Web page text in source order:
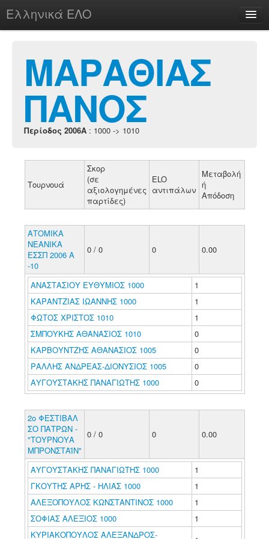
Ελληνικά ΕΛΟ
chesstu.be @ discord
Login
ΜΑΡΑΘΙΑΣ
ΠΑΝΟΣ
Περίοδος 2006A : 1000 -> 1010
Τουρνουά
Σκορ
(σε
αξιολογημένες
παρτίδες)
ELO
αντιπάλων
Μεταβολή
ή
Απόδοση
ΑΤΟΜΙΚΑ
ΝΕΑΝΙΚΑ
ΕΣΣΠ 2006 Α
-10
0 / 0 0 0.00
ΑΝΑΣΤΑΣΙΟΥ ΕΥΘΥΜΙΟΣ 1000
1
ΚΑΡΑΝΤΖΙΑΣ ΙΩΑΝΝΗΣ 1000
1
ΦΩΤΟΣ ΧΡΙΣΤΟΣ 1010
1
ΣΜΠΟΥΚΗΣ ΑΘΑΝΑΣΙΟΣ 1010
0
ΚΑΡΒΟΥΝΤΖΗΣ ΑΘΑΝΑΣΙΟΣ 1005
0
ΡΑΛΛΗΣ ΑΝΔΡΕΑΣ-ΔΙΟΝΥΣΙΟΣ 1005
0
ΑΥΓΟΥΣΤΑΚΗΣ ΠΑΝΑΓΙΩΤΗΣ 1000
0
2ο ΦΕΣΤΙΒΑΛ
ΣΟ ΠΑΤΡΩΝ -
"ΤΟΥΡΝΟΥΑ
ΜΠΡΟΝΣΤΑΪΝ"
0 / 0 0 0.00
ΑΥΓΟΥΣΤΑΚΗΣ ΠΑΝΑΓΙΩΤΗΣ 1000
1
ΓΚΟΥΤΗΣ ΑΡΗΣ - ΗΛΙΑΣ 1000
1
ΑΛΕΞΟΠΟΥΛΟΣ ΚΩΝΣΤΑΝΤΙΝΟΣ 1000
1
ΣΟΦΙΑΣ ΑΛΕΞΙΟΣ 1000
1
ΚΥΡΙΑΚΟΠΟΥΛΟΣ ΑΛΕΞΑΝΔΡΟΣ-